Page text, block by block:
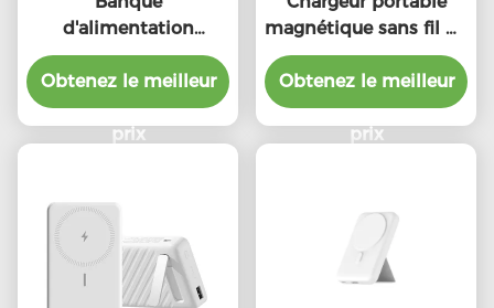
d'alimentation
magnétique
personnalisée 5000
mAh 5W 7.5W
Portable
Obtenez le meilleur
prix
magnétique sans fil de
type C
Obtenez le meilleur
prix